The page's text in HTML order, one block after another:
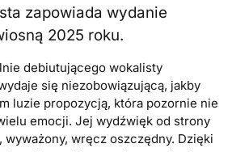
zapowiada wydanie
2025 roku.
debiutującego wokalisty
się niezobowiązującą, jakby
luzie propozycją, która pozornie nie
emocji. Jej wydźwięk od strony
wręcz oszczędny. Dzięki